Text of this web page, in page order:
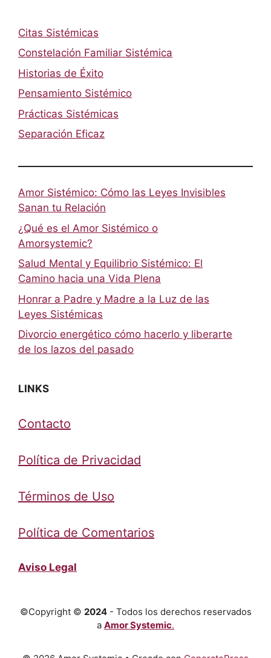
Citas Sistémicas
Constelación Familiar Sistémica
Historias de Éxito
Pensamiento Sistémico
Prácticas Sistémicas
Separación Eficaz
Amor Sistémico: Cómo las Leyes Invisibles
Sanan tu Relación
¿Qué es el Amor Sistémico o
Amorsystemic?
Salud Mental y Equilibrio Sistémico: El
Camino hacia una Vida Plena
Honrar a Padre y Madre a la Luz de las
Leyes Sistémicas
Divorcio energético cómo hacerlo y liberarte
de los lazos del pasado
LINKS
Contacto
Política de Privacidad
Términos de Uso
Política de Comentarios
Aviso Legal
©Copyright © 2024- Todos los derechos reservados
a Amor Systemic.